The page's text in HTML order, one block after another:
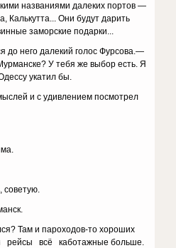
названиями далеких портов —
Калькутта... Они будут дарить
заморские подарки...
до него далекий голос Фурсова.—
У тебя же выбор есть. Я
укатил бы.
и с удивлением посмотрел
Там и пароходов-то хороших
рейсы всё каботажные больше.